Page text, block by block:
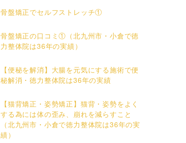
骨盤矯正でセルフストレッチ①
骨盤矯正の口コミ①（北九州市・小倉で徳
力整体院は36年の実績）
【便秘を解消】大腸を元気にする施術で便
秘解消・徳力整体院は36年の実績
【猫背矯正・姿勢矯正】猫背・姿勢をよく
する為には体の歪み、崩れを減らすこと
（北九州市・小倉で徳力整体院は36年の実
績）